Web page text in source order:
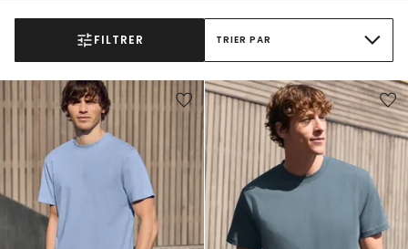
FILTRER TRIER PAR